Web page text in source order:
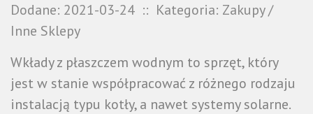
Dodane: 2021-03-24 :: Kategoria: Zakupy /
Inne Sklepy
Wkłady z płaszczem wodnym to sprzęt, który
jest w stanie współpracować z różnego rodzaju
instalacją typu kotły, a nawet systemy solarne.